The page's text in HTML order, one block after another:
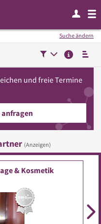
Suche ändern
und freie Termine
anfragen
(Anzeigen)
& Kosmetik